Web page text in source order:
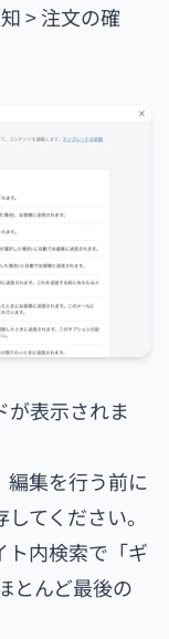
> 注文の確
が表示されま
集を行う前に
てください。
ト内検索で「ギ
とんど最後の